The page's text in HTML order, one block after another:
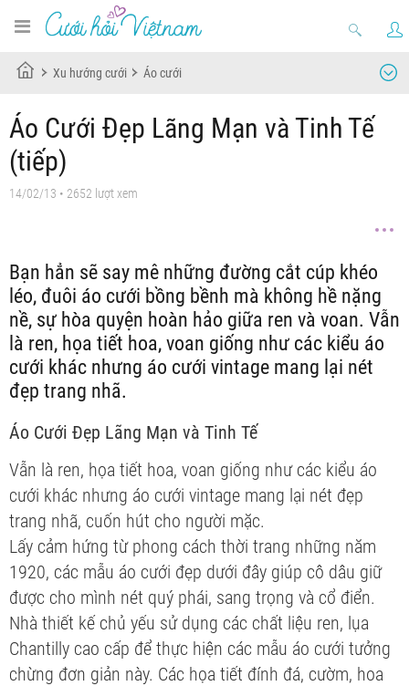
Xu hướng cưới Áo cưới
Áo Cưới Đẹp Lãng Mạn và Tinh Tế
(tiếp)
14/02/13 • 2652 lượt xem
Bạn hẳn sẽ say mê những đường cắt cúp khéo
léo, đuôi áo cưới bồng bềnh mà không hề nặng
nề, sự hòa quyện hoàn hảo giữa ren và voan. Vẫn
là ren, họa tiết hoa, voan giống như các kiểu áo
cưới khác nhưng áo cưới vintage mang lại nét
đẹp trang nhã.
Áo Cưới Đẹp Lãng Mạn và Tinh Tế
Vẫn là ren, họa tiết hoa, voan giống như các kiểu áo
cưới khác nhưng áo cưới vintage mang lại nét đẹp
trang nhã, cuốn hút cho người mặc.
Lấy cảm hứng từ phong cách thời trang những năm
1920, các mẫu áo cưới đẹp dưới đây giúp cô dâu giữ
được cho mình nét quý phái, sang trọng và cổ điển.
Nhà thiết kế chủ yếu sử dụng các chất liệu ren, lụa
Chantilly cao cấp để thực hiện các mẫu áo cưới tưởng
chừng đơn giản này. Các họa tiết đính đá, cườm, hoa